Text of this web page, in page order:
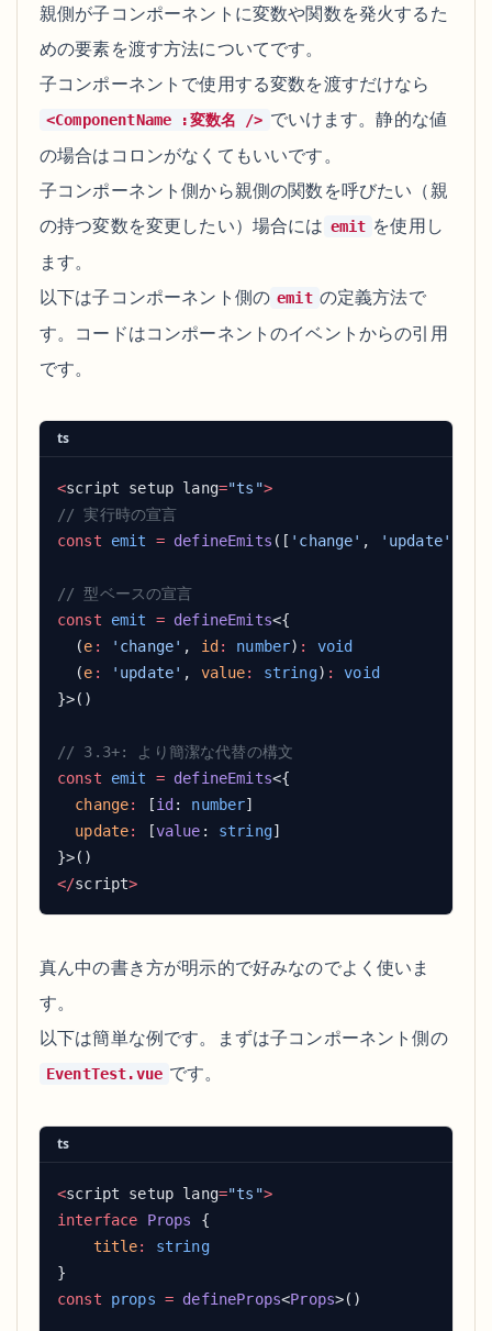
親側が子コンポーネントに変数や関数を発火するた
めの要素を渡す方法についてです。
子コンポーネントで使用する変数を渡すだけなら
<ComponentName :変数名 /> でいけます。静的な値
の場合はコロンがなくてもいいです。
子コンポーネント側から親側の関数を呼びたい（親
の持つ変数を変更したい）場合には emit を使用し
ます。
以下は子コンポーネント側の emit の定義方法で
す。コードはコンポーネントのイベントからの引用
です。
ts
<script setup lang="ts" >
const emit = defineEmits ([ 'change' , 'update'
const emit = defineEmits
  (
e : 'change' , id : number) :
  (
e : 'update' , value: string) :
const emit = defineEmits
  change
: [id : number
  update
: [value : string
</script
真ん中の書き方が明示的で好みなのでよく使いま
す。
以下は簡単な例です。まずは子コンポーネント側の
EventTest.vue です。
ts
<script setup lang="ts" >
interface Props
    title
:
string
const props = defineProps<Props